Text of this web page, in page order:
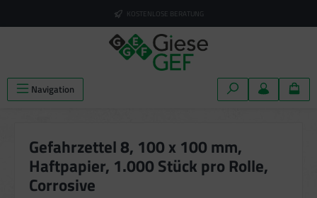
KOSTENLOSE BERATUNG
Navigation
Gefahrzettel 8, 100 x 100 mm,
Haftpapier, 1.000 Stück pro Rolle,
Corrosive